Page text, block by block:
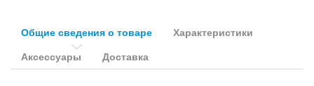
Общие сведения о товаре Характеристики
Аксессуары Доставка